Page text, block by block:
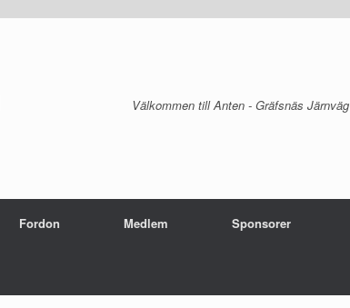
Välkommen till Anten - Gräfsnäs Järnväg
Fordon Medlem Sponsorer